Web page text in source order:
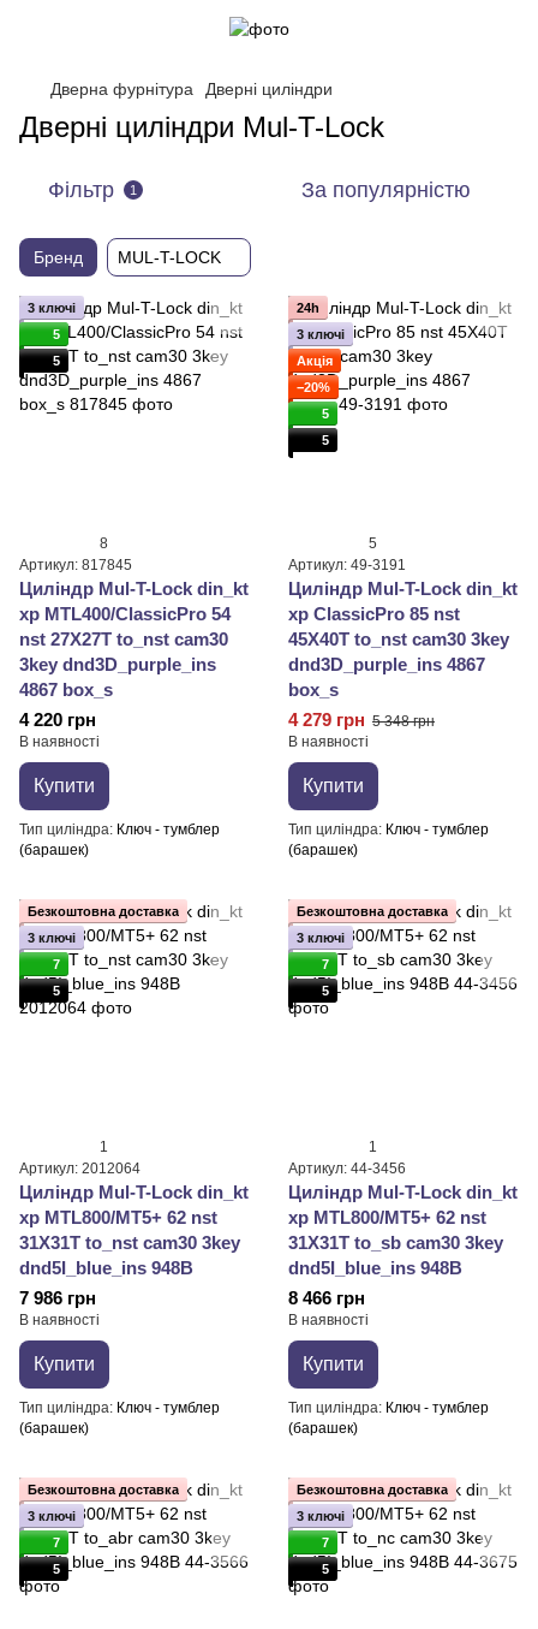
Дверна фурнітура Дверні циліндри
Дверні циліндри Mul-T-Lock
Фільтр 1 За популярністю
Бренд MUL-T-LOCK
3 ключі
5
5
8
Артикул: 817845
Циліндр Mul-T-Lock din_kt
xp MTL400/ClassicPro 54
nst 27X27T to_nst cam30
3key dnd3D_purple_ins
4867 box_s
4 220 грн
В наявності
Купити
Тип циліндра Ключ - тумблер
(барашек)
24h
3 ключі
Акція
−20%
5
5
5
Артикул: 49-3191
Циліндр Mul-T-Lock din_kt
xp ClassicPro 85 nst
45X40T to_nst cam30 3key
dnd3D_purple_ins 4867
box_s
4 279 грн 5 348 грн
В наявності
Купити
Тип циліндра Ключ - тумблер
(барашек)
Безкоштовна доставка
3 ключі
7
5
1
Артикул: 2012064
Циліндр Mul-T-Lock din_kt
xp MTL800/MT5+ 62 nst
31X31T to_nst cam30 3key
dnd5I_blue_ins 948B
7 986 грн
В наявності
Купити
Тип циліндра Ключ - тумблер
(барашек)
Безкоштовна доставка
3 ключі
7
5
1
Артикул: 44-3456
Циліндр Mul-T-Lock din_kt
xp MTL800/MT5+ 62 nst
31X31T to_sb cam30 3key
dnd5I_blue_ins 948B
8 466 грн
В наявності
Купити
Тип циліндра Ключ - тумблер
(барашек)
Безкоштовна доставка
3 ключі
7
5
Безкоштовна доставка
3 ключі
7
5